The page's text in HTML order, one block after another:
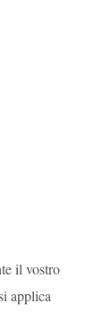
il vostro
applica